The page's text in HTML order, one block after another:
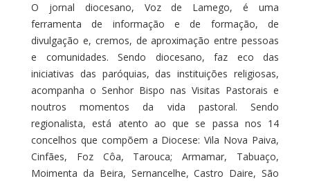
O jornal diocesano, Voz de Lamego, é uma
ferramenta de informação e de formação, de
divulgação e, cremos, de aproximação entre pessoas
e comunidades. Sendo diocesano, faz eco das
iniciativas das paróquias, das instituições religiosas,
acompanha o Senhor Bispo nas Visitas Pastorais e
noutros momentos da vida pastoral. Sendo
regionalista, está atento ao que se passa nos 14
concelhos que compõem a Diocese: Vila Nova Paiva,
Cinfães, Foz Côa, Tarouca; Armamar, Tabuaço,
Moimenta da Beira, Sernancelhe, Castro Daire, São